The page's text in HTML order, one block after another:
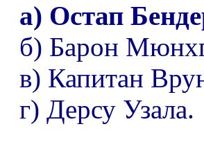
а) Остап
б) Барон
в) Капитан
г) Дерсу Узала.